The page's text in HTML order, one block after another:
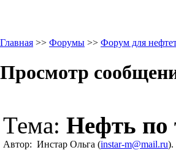
Главная >> Форумы >> Форум для
Просмотр
Тема: Нефть по
Автор: Инстар Ольга (instar-m@mail.ru).